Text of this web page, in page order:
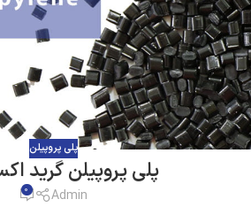
پلی پروپیلن
پلی پروپیلن گرید
Admin
0